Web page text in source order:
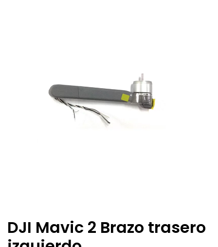
DJI Mavic 2 Brazo trasero